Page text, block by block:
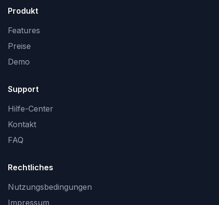
Produkt
Features
Preise
Demo
Support
Hilfe-Center
Kontakt
FAQ
Rechtliches
Nutzungsbedingungen
Impressum